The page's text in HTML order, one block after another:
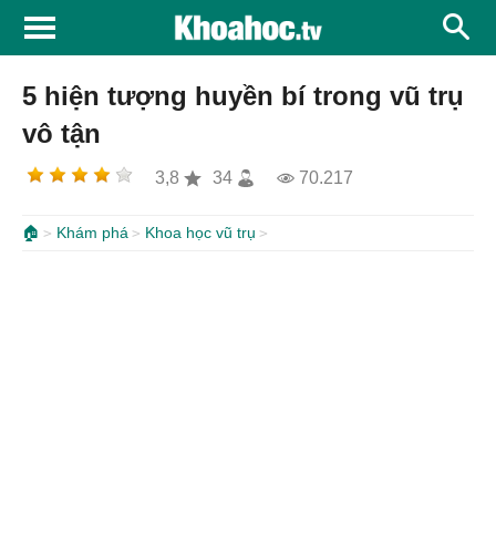
5 hiện tượng huyền bí trong vũ trụ
vô tận
3,8 34 70.217
🏠 Khám phá Khoa học vũ trụ